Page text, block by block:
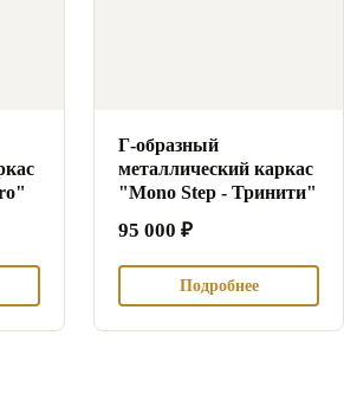
Г-образный
металлический каркас
"Mono Step - Тринити"
95 000 ₽
Подробнее